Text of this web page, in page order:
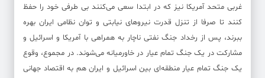
غربی متحد آمریکا نیز که در ابتدا سعی می‌کنند بی طرفی خود را حفظ
کنند تا صرفا از تنزل قدرت نیرو‌های نیابتی و توان نظامی ایران بهره
ببرند، پس از رخداد جنگ نفتی ناچار به همراهی با آمریکا و اسرائیل و
مشارکت در یک جنگ تمام عیار در خاورمیانه می‌شوند. در مجموع، وقوع
یک جنگ تمام عیار منطقه‌ای بین اسرائیل و ایران هم به اقتصاد جهانی